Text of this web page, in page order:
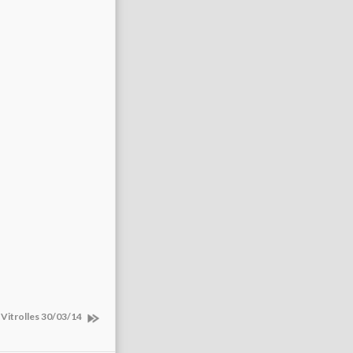
Vitrolles 30/03/14